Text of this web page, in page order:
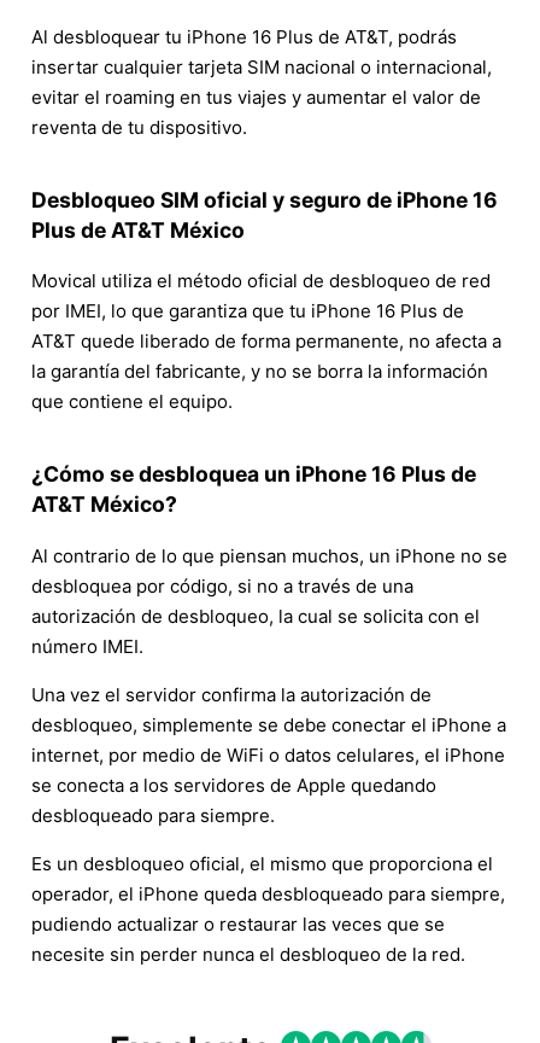
Al desbloquear tu iPhone 16 Plus de AT&T, podrás
insertar cualquier tarjeta SIM nacional o internacional,
evitar el roaming en tus viajes y aumentar el valor de
reventa de tu dispositivo.
Desbloqueo SIM oficial y seguro de iPhone 16
Plus de AT&T México
Movical utiliza el método oficial de desbloqueo de red
por IMEI, lo que garantiza que tu iPhone 16 Plus de
AT&T quede liberado de forma permanente, no afecta a
la garantía del fabricante, y no se borra la información
que contiene el equipo.
¿Cómo se desbloquea un iPhone 16 Plus de
AT&T México?
Al contrario de lo que piensan muchos, un iPhone no se
desbloquea por código, si no a través de una
autorización de desbloqueo, la cual se solicita con el
número IMEI.
Una vez el servidor confirma la autorización de
desbloqueo, simplemente se debe conectar el iPhone a
internet, por medio de WiFi o datos celulares, el iPhone
se conecta a los servidores de Apple quedando
desbloqueado para siempre.
Es un desbloqueo oficial, el mismo que proporciona el
operador, el iPhone queda desbloqueado para siempre,
pudiendo actualizar o restaurar las veces que se
necesite sin perder nunca el desbloqueo de la red.